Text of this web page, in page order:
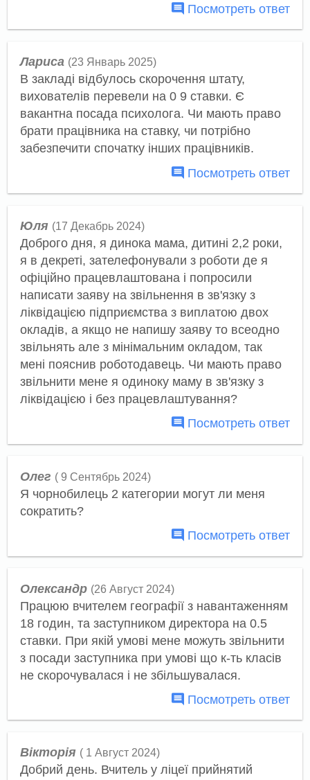
Посмотреть ответ
Лариса (23 Январь 2025)
В закладі відбулось скорочення штату,
вихователів перевели на 0 9 ставки. Є
вакантна посада психолога. Чи мають право
брати працівника на ставку, чи потрібно
забезпечити спочатку інших працівників.
Посмотреть ответ
Юля (17 Декабрь 2024)
Доброго дня, я динока мама, дитині 2,2 роки,
я в декреті, зателефонували з роботи де я
офіційно працевлаштована і попросили
написати заяву на звільнення в зв'язку з
ліквідацією підприємства з виплатою двох
окладів, а якщо не напишу заяву то всеодно
звільнять але з мінімальним окладом, так
мені пояснив роботодавець. Чи мають право
звільнити мене я одиноку маму в зв'язку з
ліквідацією і без працевлаштування?
Посмотреть ответ
Олег ( 9 Сентябрь 2024)
Я чорнобилець 2 категории могут ли меня
сократить?
Посмотреть ответ
Олександр (26 Август 2024)
Працюю вчителем географії з навантаженням
18 годин, та заступником директора на 0.5
ставки. При якій умові мене можуть звільнити
з посади заступника при умові що к-ть класів
не скорочувалася і не збільшувалася.
Посмотреть ответ
Вікторія ( 1 Август 2024)
Добрий день. Вчитель у ліцеї прийнятий